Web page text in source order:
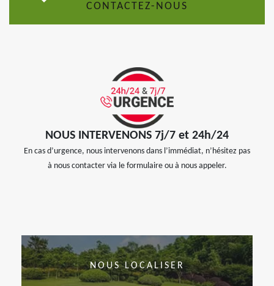
CONTACTEZ-NOUS
NOUS INTERVENONS 7j/7 et 24h/24
En cas d’urgence, nous intervenons dans l’immédiat, n’hésitez pas
à nous contacter via le formulaire ou à nous appeler.
NOUS LOCALISER